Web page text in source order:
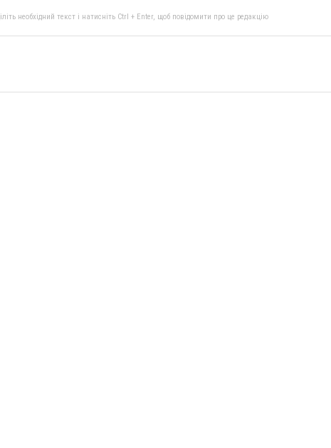
необхідний текст і натисніть Ctrl + Enter, щоб повідомити про це редакцію